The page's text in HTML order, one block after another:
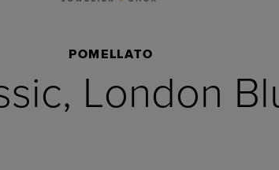
POMELLATO
London